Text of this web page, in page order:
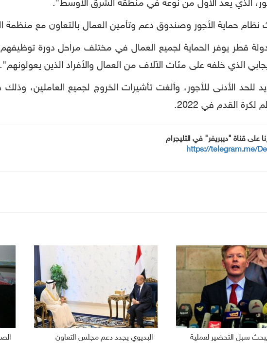
الذي يعد الأول من نوعه في منطقة الشرق الأوسط".
نظام حماية الأجور وصندوق دعم وتأمين العمال بالتعاون مع منظمة
دولة قطر يوفر الحماية لجميع العمال في مختلف مراحل دورة
الذي خلفه على مئات الآلاف من العمال والأفراد الذين يعولونهم".
الأدنى للأجور، وألغت تأشيرات الخروج لجميع العاملين،
القدم في 2022.
على قناة "ديبريفر" في التليجرام
https://telegram.me/
سبل التحضير لعملية
البديوي يجدد دعم مجلس التعاون